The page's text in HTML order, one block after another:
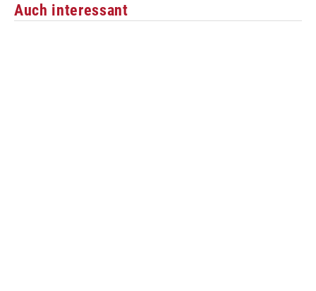
Auch interessant